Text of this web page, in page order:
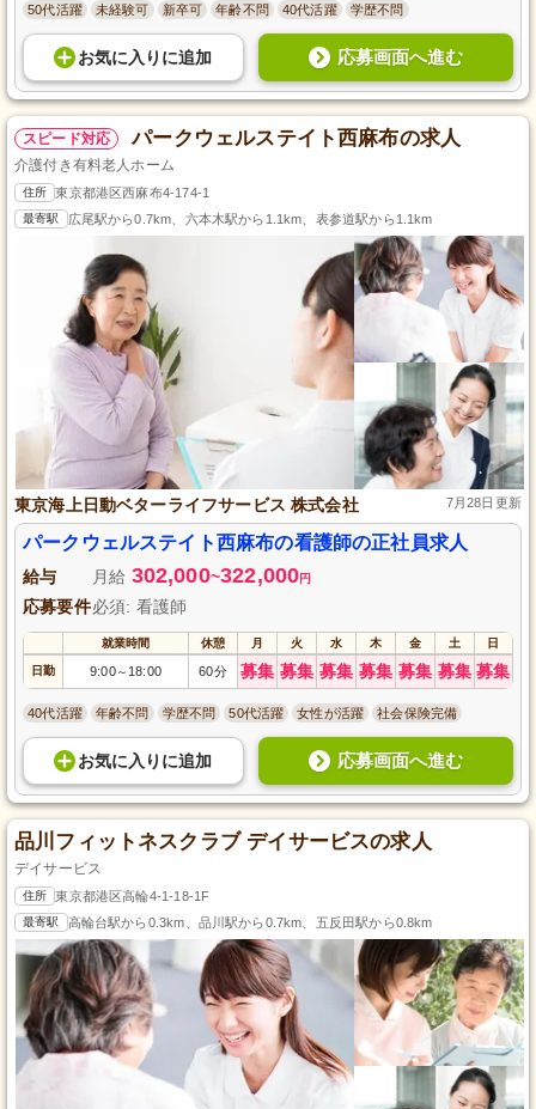
50代活躍 未経験可 新卒可 年齢不問 40代活躍 学歴不問
お気に入り に追加 応募画面へ進む
スピード対応 パークウェルステイト西麻布の求人
介護付き有料老人ホーム
住所 東京都港区西麻布4-174-1
最寄駅 広尾駅から0.7km、六本木駅から1.1km、表参道駅から1.1km
東京海上日動ベターライフサービス 株式会社 7月28日更新
パークウェルステイト西麻布の看護師の正社員求人
給与 月給 302,000~322,000円
応募要件必須: 看護師
就業時間 休憩 月 火 水 木 金 土 日
日勤 9:00～ 18:00 60分 募集 募集 募集 募集 募集 募集 募集
40代活躍 年齢不問 学歴不問 50代活躍 女性が活躍 社会保険完備
お気に入り に追加 応募画面へ進む
品川フィットネスクラブ デイサービスの求人
デイサービス
住所 東京都港区高輪4-1-18-1F
最寄駅 高輪台駅から0.3km、品川駅から0.7km、五反田駅から0.8km